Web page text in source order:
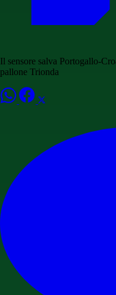
Il sensore salva Portogallo-
pallone Trionda